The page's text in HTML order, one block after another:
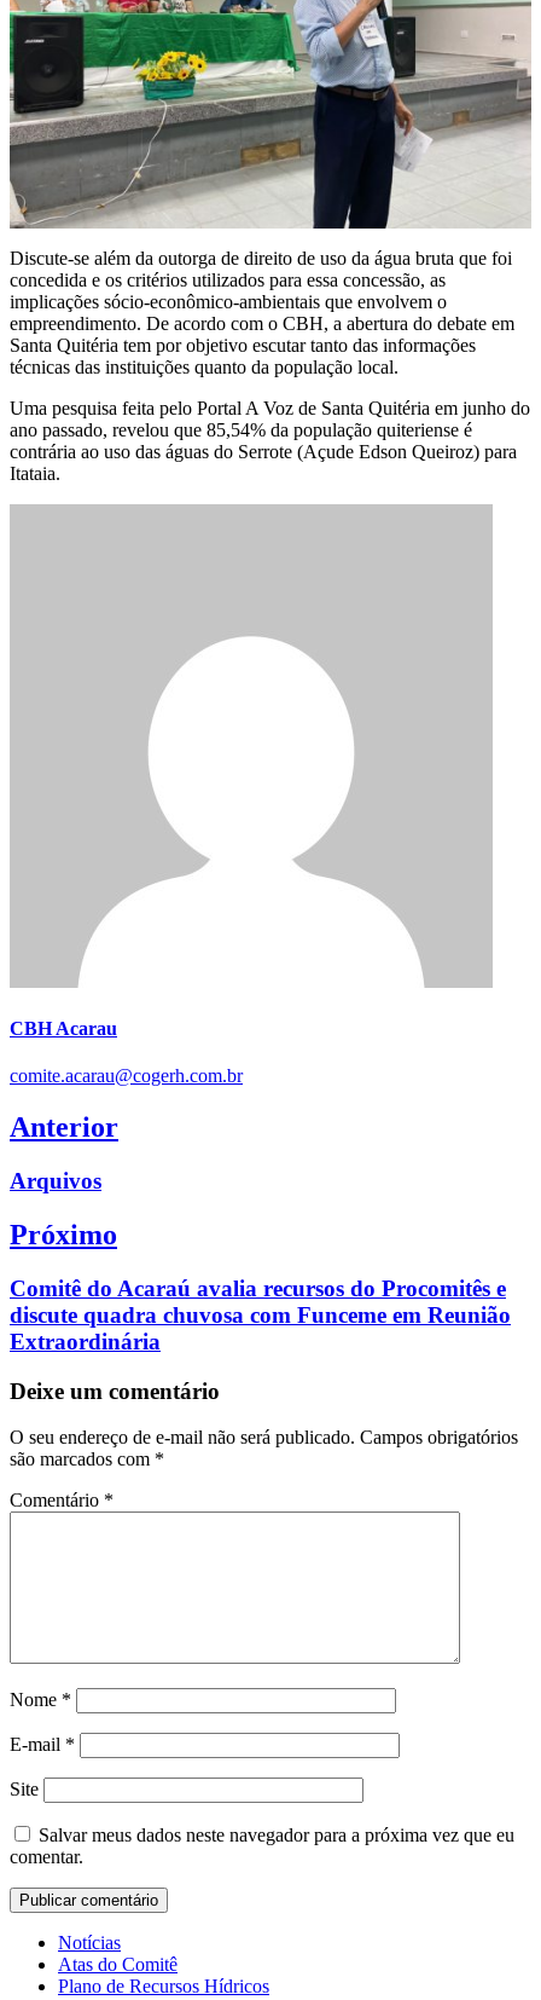
Discute-se além da outorga de direito de uso da água bruta que foi
concedida e os critérios utilizados para essa concessão, as
implicações sócio-econômico-ambientais que envolvem o
empreendimento. De acordo com o CBH, a abertura do debate em
Santa Quitéria tem por objetivo escutar tanto das informações
técnicas das instituições quanto da população local.
Uma pesquisa feita pelo Portal A Voz de Santa Quitéria em junho do
ano passado, revelou que 85,54% da população quiteriense é
contrária ao uso das águas do Serrote (Açude Edson Queiroz) para
Itataia.
CBH Acarau
comite.acarau@cogerh.com.br
Navegação
Post
Anterior
Previous
post:
Arquivos
Próximo
Next
post:
Comitê do Acaraú avalia recursos do Procomitês e
discute quadra chuvosa com Funceme em Reunião
Extraordinária
Deixe um comentário
O seu endereço de e-mail não será publicado. Campos obrigatórios
são marcados com *
Comentário *
Nome *
E-mail *
Site
Salvar meus dados neste navegador para a próxima vez que eu
comentar.
Notícias
Atas do Comitê
Plano de Recursos Hídricos